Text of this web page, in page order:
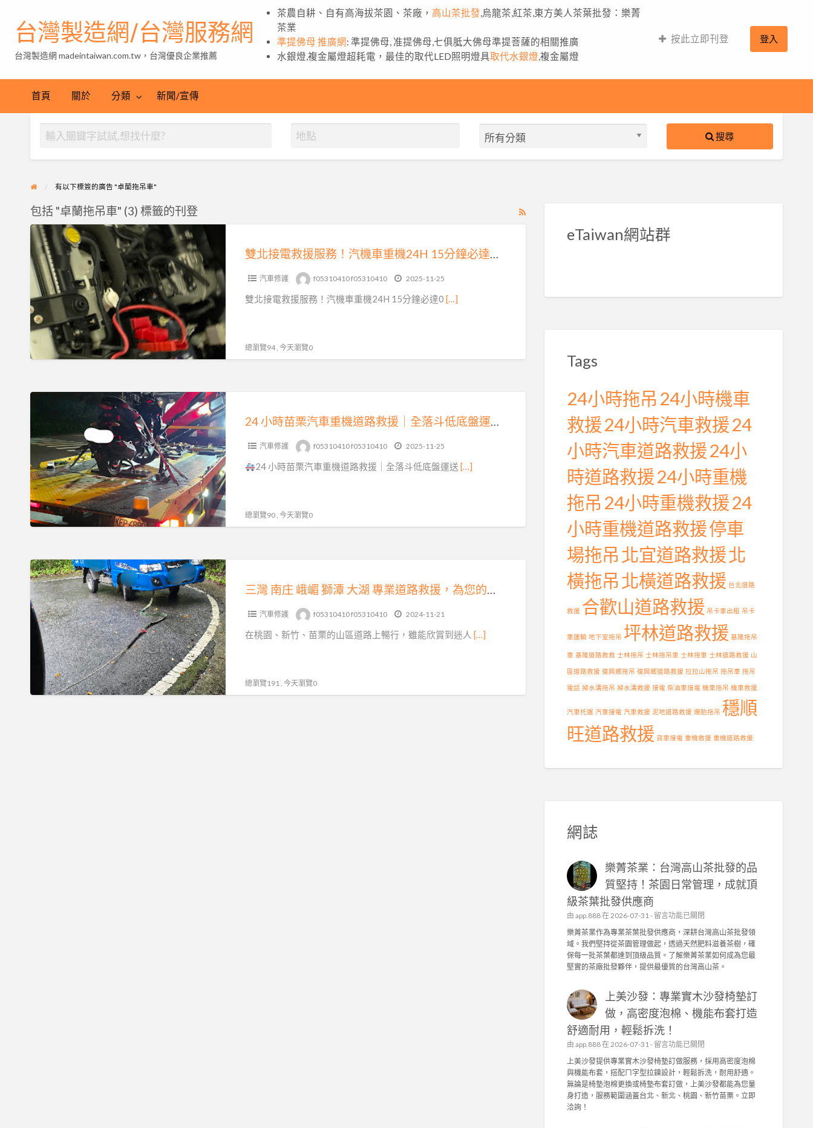
台灣製造網/台灣服務網
台灣製造網 madeintaiwan.com.tw，台灣優良企業推薦
茶農自耕、自有高海拔茶園、茶廠， 高山茶批發 ,烏龍茶,紅茶,東方美人茶葉批發：樂菁
茶業
準提佛母 推廣網: 準提佛母, 准提佛母,七俱胝大佛母準提菩薩的相關推廣
水銀燈,複金屬燈超耗電，最佳的取代LED照明燈具取代水銀燈 ,複金屬燈
按此立即刊登 登入
首頁 關於 分類 新聞/宣傳
搜尋
有以下標簽的廣告 "卓蘭拖吊車"
RSS
車
包括 "卓蘭拖吊車" (3) 標籤的刊登
雙
北
接
電
救
援
服
務！
汽
車
24H
15
分
鐘
必
達
雙北接電救援服務！汽機車重機24H 15分鐘必達0913177311
汽車修護 f05310410 f05310410 2025-11-25
雙北接電救援服務！汽機車重機24H 15分鐘必達0 […]
總瀏覽94 , 今天瀏覽0
時
苗
栗
汽
車
重
機
路
救
援
｜
全
底
24 小時苗栗汽車重機道路救援｜全落斗低底盤運送，15 分鐘火速到場！
汽車修護 f05310410 f05310410 2025-11-25
24 小時苗栗汽車重機道路救援｜全落斗低底盤運送 […]
總瀏覽90 , 今天瀏覽0
三
灣
南
庄
峨
大
汽車修護 f05310410 f05310410 2024-11-21
在桃園、新竹、苗栗的山區道路上暢行，雖能欣賞到迷人 […]
總瀏覽191 , 今天瀏覽0
eTaiwan網站群
Tags
24小時拖吊 24小時機車
救援24小時汽車救援24
小時汽車道路救援24小
時道路救援24小時重機
拖吊 24小時重機救援24
小時重機道路救援停車
場拖吊 北宜道路救援北
橫拖吊 北橫道路救援 台北道路
救援 合歡山道路救援 吊卡車出租 吊卡
車運輸 地下室拖吊 坪林道路救援 基隆拖吊
車 基隆道路救救 士林拖吊 士林拖吊車 士林拖車 士林道路救援 山
區道路救援 復興鄉拖吊 復興鄉道路救援 拉拉山拖吊 拖吊車 拖吊
電話 掉水溝拖吊 掉水溝救援 接電 柴油車接電 機車拖吊 機車救援
汽車托運 汽車接電 汽車救援 泥地道路救援 爆胎拖吊 穩順
旺道路救援 貨車接電 重機救援 重機道路救援
網誌
樂菁茶業：台灣高山茶批發的品
質堅持！茶園日常管理，成就頂
級茶葉批發供應商
由 app.888在 2026-07-31 - 在
〈
樂
菁
茶
業
台
灣
高
山
茶
發
的
品
質
留言功能已關閉
樂菁茶業作為專業茶葉批發供應商，深耕台灣高山茶批發領
域。我們堅持從茶園管理做起，透過天然肥料滋養茶樹，確
保每一批茶葉都達到頂級品質。了解樂菁茶業如何成為您最
堅實的茶廠批發夥伴，提供最優質的台灣高山茶。
上美沙發：專業實木沙發椅墊訂
做，高密度泡棉、機能布套打造
舒適耐用，輕鬆拆洗！
由 app.888在 2026-07-31 - 在
〈
上
美
沙
發
留言功能已關閉
上美沙發提供專業實木沙發椅墊訂做服務，採用高密度泡棉
與機能布套，搭配ㄇ字型拉鍊設計，輕鬆拆洗，耐用舒適。
無論是椅墊泡棉更換或椅墊布套訂做，上美沙發都能為您量
身打造，服務範圍涵蓋台北、新北、桃園、新竹苗栗。立即
洽詢！